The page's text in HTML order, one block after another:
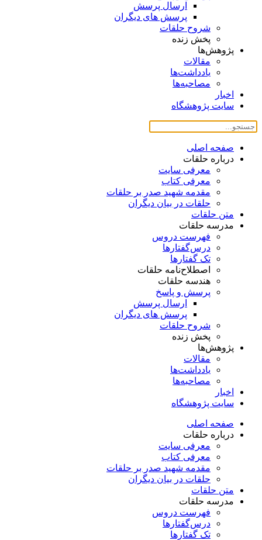
ارسال پرسش
پرسش های دیگران
شروح حلقات
پخش زنده
پژوهش‌ها
مقالات
یادداشت‌ها
مصاحبه‌ها
اخبار
سایت پژوهشگاه
صفحه اصلی
درباره حلقات
معرفی سایت
معرفی کتاب
مقدمه شهید صدر بر حلقات
حلقات در بیان دیگران
متن حلقات
مدرسه حلقات
فهرست دروس
درس‌گفتار‌ها
تک گفتارها
اصطلاح‌نامه حلقات
هندسه حلقات
پرسش و پاسخ
ارسال پرسش
پرسش های دیگران
شروح حلقات
پخش زنده
پژوهش‌ها
مقالات
یادداشت‌ها
مصاحبه‌ها
اخبار
سایت پژوهشگاه
صفحه اصلی
درباره حلقات
معرفی سایت
معرفی کتاب
مقدمه شهید صدر بر حلقات
حلقات در بیان دیگران
متن حلقات
مدرسه حلقات
فهرست دروس
درس‌گفتار‌ها
تک گفتارها